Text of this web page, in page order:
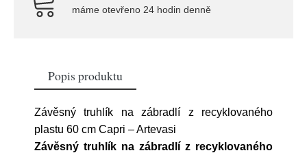
máme otevřeno 24 hodin denně
Popis produktu
Závěsný truhlík na zábradlí z recyklovaného
plastu 60 cm Capri – Artevasi
Závěsný truhlík na zábradlí z recyklovaného